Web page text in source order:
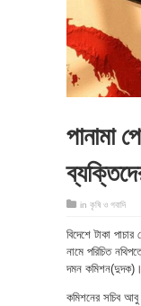
পানামা
in কৃষি ও গবাদি
বিদেশে টাকা
নামে পরিচিত
দমন কমিশন(দুদক)।
কমিশনের সচিব